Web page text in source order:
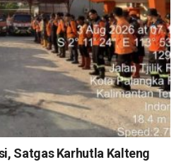
memberikan rasa aman dan
terhadap vaksin covid-19,”
Karnavian. (mmc/red)
Satgas Karhutla Kalteng